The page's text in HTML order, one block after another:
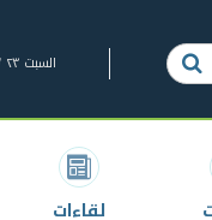
السبت ٢٣ / صفر / ١٤٤٨
لقاءات